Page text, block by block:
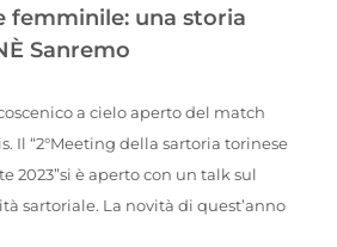
femminile: una storia
Sanremo
a cielo aperto del match
Il “2°Meeting della sartoria torinese
2023”si è aperto con un talk sul
sartoriale. La novità di quest’anno